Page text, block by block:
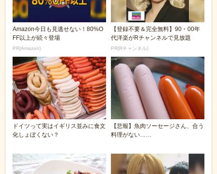
Amazon今日も見逃せない！80%O
FF以上が続々登場
PR(Amazon)
【登録不要＆完全無料】90・00年
代洋楽がRチャンネルで見放題
PR(Rチャンネル)
ドイツって実はイギリス並みに食文
化しょぼくない？
【悲報】魚肉ソーセージさん、合う
料理がない……